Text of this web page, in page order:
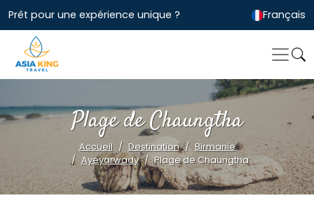
Prêt pour une expérience unique ? Français
Plage de Chaungtha
Accueil Destination
Birmanie
Ayeyarwady
Plage de Chaungtha